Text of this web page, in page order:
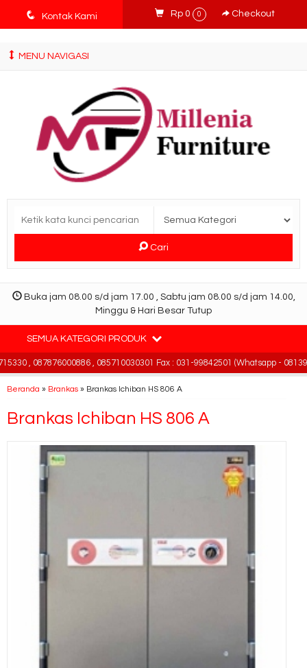
tv3ISbyqwvMDypa7aIfj2FUlPKawe7X5fX5v6wsT4Ns
q Kontak Kami Rp 0 0 Checkout
MENU NAVIGASI
Cari
Buka jam 08.00 s/d jam 17.00 , Sabtu jam 08.00 s/d jam 14.00,
Minggu & Hari Besar Tutup
SEMUA KATEGORI PRODUK
, 087876000886 , 085710030301 Fax : 031-99842501 (Whatsapp -
Beranda » Brankas » Brankas Ichiban HS 806 A
Brankas Ichiban HS 806 A